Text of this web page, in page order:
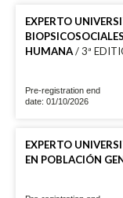
EXPERTO
HUMANA/ 3ª
Pre-registration end
date: 01/10/2026
EXPERTO
EN POBLACIÓN